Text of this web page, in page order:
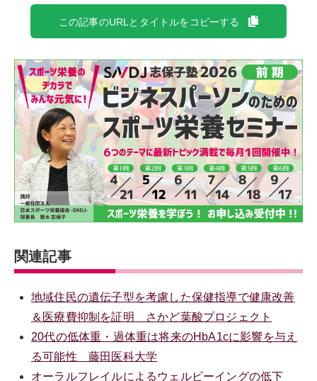
この記事のURLとタイトルをコピーする
関連記事
地域住民の遺伝子型を考慮した保健指導で健康改善
＆医療費抑制を証明 さかど葉酸プロジェクト
20代の低体重・過体重は将来のHbA1cに影響を与え
る可能性 藤田医科大学
オーラルフレイルによるウェルビーイングの低下